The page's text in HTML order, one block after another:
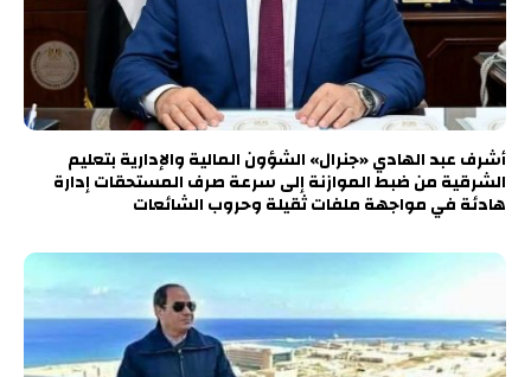
أشرف عبد الهادي «جنرال» الشؤون المالية والإدارية بتعليم
الشرقية من ضبط الموازنة إلى سرعة صرف المستحقات إدارة
هادئة في مواجهة ملفات ثقيلة وحروب الشائعات